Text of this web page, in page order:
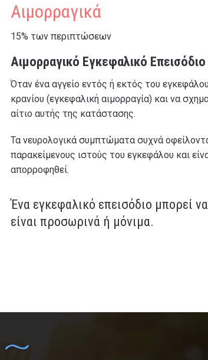
Αιμορραγικά
15% των περιπτώσεων
Αιμορραγικό Εγκεφαλικό
Όταν ένα αγγείο εντός ή εκτός του
κρανίου (εγκεφαλική αιμορραγία) και να
αίτιο αυτής της κατάστασης.
Τα νευρολογικά συμπτώματα συχνά
παρακείμενους ιστούς του εγκεφάλου και
απορροφηθεί.
Ένα εγκεφαλικό επεισόδιο μπορεί
είναι προσωρινά ή μόνιμα.